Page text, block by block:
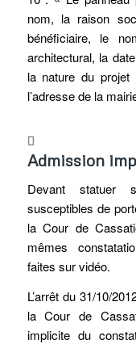
nom, la raison
bénéficiaire, le
architectural, la
la nature du
l’adresse de la
Admission
Devant statuer
susceptibles de
la Cour de
mêmes
faites sur vidéo.
L’arrêt du 31/10/
la Cour de
implicite du